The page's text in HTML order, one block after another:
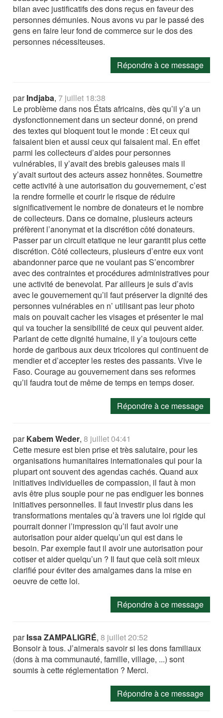
bilan avec justificatifs des dons reçus en faveur des
personnes démunies. Nous avons vu par le passé des
gens en faire leur fond de commerce sur le dos des
personnes nécessiteuses.
Répondre à ce message
parIndjaba,7 juillet 18:38
Le problème dans nos États africains, dès qu’il y’a un
dysfonctionnement dans un secteur donné, on prend
des textes qui bloquent tout le monde : Et ceux qui
faisaient bien et aussi ceux qui faisaient mal. En effet
parmi les collecteurs d’aides pour personnes
vulnérables, il y’avait des brebis galeuses mais il
y’avait surtout des acteurs assez honnêtes. Soumettre
cette activité à une autorisation du gouvernement, c’est
la rendre formelle et courir le risque de réduire
significativement le nombre de donateurs et le nombre
de collecteurs. Dans ce domaine, plusieurs acteurs
préfèrent l’anonymat et la discrétion côté donateurs.
Passer par un circuit etatique ne leur garantit plus cette
discrétion. Côté collecteurs, plusieurs d’entre eux vont
abandonner parce que ne voulant pas S’encombrer
avec des contraintes et procédures administratives pour
une activité de benevolat. Par ailleurs je suis d’avis
avec le gouvernement qu’il faut préserver la dignité des
personnes vulnérables en n’ utilisant pas leur photo
mais on pouvait cacher les visages et présenter le mal
qui va toucher la sensibilité de ceux qui peuvent aider.
Parlant de cette dignité humaine, il y’a toujours cette
horde de garibous aux deux tricolores qui continuent de
mendier et d’accepter les restes des passants. Vive le
Faso. Courage au gouvernement dans ses reformes
qu’il faudra tout de même de temps en temps doser.
Répondre à ce message
parKabem Weder,8 juillet 04:41
Cette mesure est bien prise et très salutaire, pour les
organisations humanitaires internationales qui pour la
plupart ont souvent des agendas cachés. Quand aux
initiatives individuelles de compassion, il faut à mon
avis être plus souple pour ne pas endiguer les bonnes
initiatives personnelles. Il faut investir plus dans les
transformations mentales qu’à travers une loi rigide qui
pourrait donner l’impression qu’il faut avoir une
autorisation pour aider quelqu’un qui est dans le
besoin. Par exemple faut il avoir une autorisation pour
cotiser et aider quelqu’un ? Il faut que celà soit mieux
clarifié pour éviter des amalgames dans la mise en
oeuvre de cette loi.
Répondre à ce message
parIssa ZAMPALIGRÉ,8 juillet 20:52
Bonsoir à tous. J’aimerais savoir si les dons familiaux
(dons à ma communauté, famille, village, ...) sont
soumis à cette réglementation ? Merci.
Répondre à ce message